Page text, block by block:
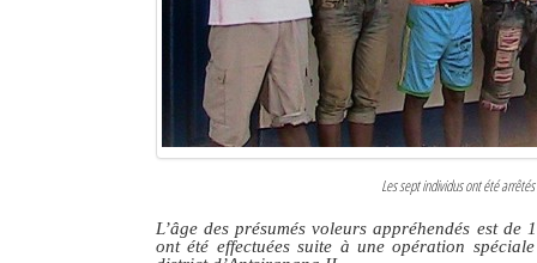
Les sept individus ont été
L’âge des présumés voleurs appréhendés est
ont été effectuées suite à une opération